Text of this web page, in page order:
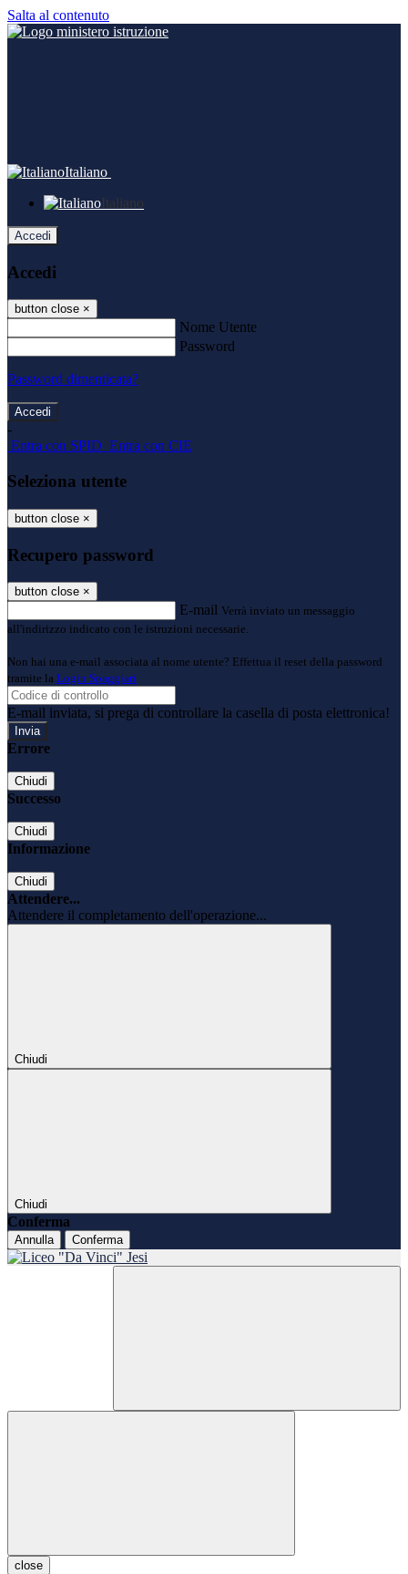
Salta al contenuto
Italiano
Italiano
Accedi
Accedi
button close ×
Nome Utente
Password
Password dimenticata?
-
Entra con SPID Entra con CIE
Seleziona utente
button close ×
Recupero password
button close ×
E-mail Verrà inviato un messaggio
all'indirizzo indicato con le istruzioni necessarie.
Non hai una e-mail associata al nome utente? Effettua il reset della password
tramite la Login Spaggiari
E-mail inviata, si prega di controllare la casella di posta elettronica!
Errore
Chiudi
Successo
Chiudi
Informazione
Chiudi
Attendere...
Attendere il completamento dell'operazione...
Chiudi
Chiudi
Conferma
Annulla Conferma
close